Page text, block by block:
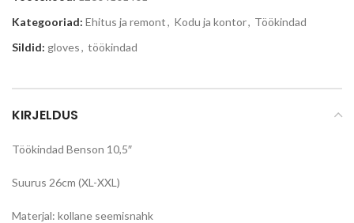
Kategooriad: Ehitus ja remont, Kodu ja kontor, Töökindad
Sildid: gloves, töökindad
KIRJELDUS
Töökindad Benson 10,5″
Suurus 26cm (XL-XXL)
Materjal: kollane seemisnahk